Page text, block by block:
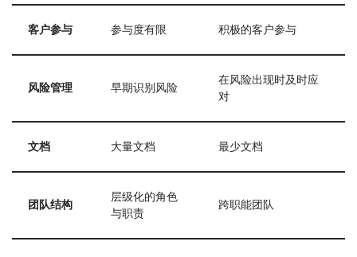
客户参与 参与度有限 积极的客户参与
风险管理 早期识别风险
在风险出现时及时应
对
文档 大量文档 最少文档
团队结构
层级化的角色
与职责
跨职能团队